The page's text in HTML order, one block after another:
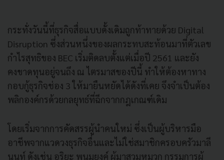
กระทั่งวันนี้ที่ธุรกิจสื่อแบบดั้งเดิมถูกท้าทายด้วย Digital
Disruption ซึ่งส่วนหนึ่งของผลกระทบสะท้อนมาที่ตัวเลข
กำไรสุทธิของ BEC เริ่มติดลบตั้งแต่เมื่อปี 2561 และยัง
คงขาดทุนอยู่จนถึง ณ ไตรมาสของปีนี้ ทำให้ต้องหาทาง
กอบกู้ธุรกิจช่อง 3 ให้มายืนหยัดได้ดังที่เคย จึงจำเป็นต้อง
พลิกองค์กรด้วยกลยุทธ์ที่ฉีกจากกฎเกณฑ์เดิม
โดยเริ่มจากการคัดสรรผู้นำคนใหม่ ซึ่งเป็นผู้บริหารมือ
อาชีพจากแวดวงธุรกิจอื่นและไม่ใช่สมาชิกครอบครัวมาลี
นนท์ ดังเช่น อริยะ พนมยงค์ ผู้มาสวมหมวก กรรมการผู้